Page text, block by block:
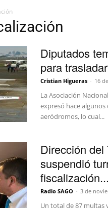
Diputados
para
Cristian Higueras - 16
La Asociación
expresó hace
aeródromos, lo cual...
Dirección
suspendió
fiscalización...
Radio SAGO - 3 de
Un total de 87 multas